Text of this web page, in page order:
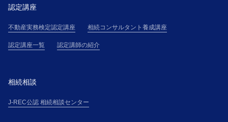
認定講座
不動産実務検定認定講座 相続コンサルタント養成講座
認定講座一覧 認定講師の紹介
相続相談
J-REC公認 相続相談センター